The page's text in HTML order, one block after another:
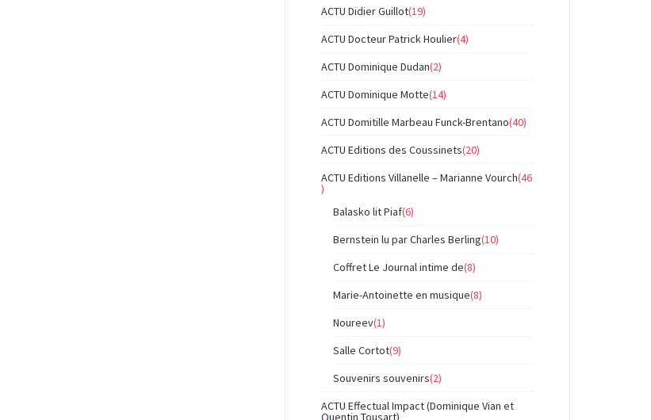
ACTU Didier Guillot(19)
ACTU Docteur Patrick Houlier(4)
ACTU Dominique Dudan(2)
ACTU Dominique Motte(14)
ACTU Domitille Marbeau Funck-Brentano(40)
ACTU Editions des Coussinets(20)
ACTU Editions Villanelle – Marianne Vourch(46
)
Balasko lit Piaf(6)
Bernstein lu par Charles Berling(10)
Coffret Le Journal intime de(8)
Marie-Antoinette en musique(8)
Noureev(1)
Salle Cortot(9)
Souvenirs souvenirs(2)
ACTU Effectual Impact (Dominique Vian et
Quentin Tousart)